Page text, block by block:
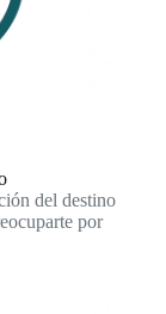
del destino
por